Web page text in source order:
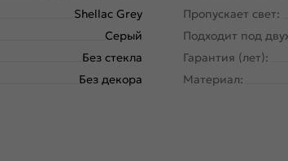
Shellac Grey
Серый
Без стекла
Без декора
Пропускает свет:
Подходит под
Гарантия (лет):
Материал: